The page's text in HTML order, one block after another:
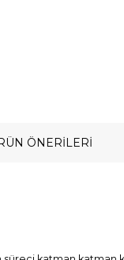
ÖNERILERI